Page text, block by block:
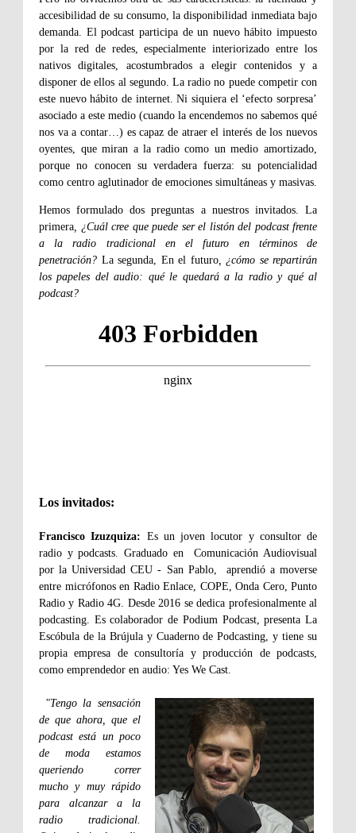
accesibilidad de su consumo, la disponibilidad inmediata bajo
demanda. El podcast participa de un nuevo hábito impuesto
por la red de redes, especialmente interiorizado entre los
nativos digitales, acostumbrados a elegir contenidos y a
disponer de ellos al segundo. La radio no puede competir con
este nuevo hábito de internet. Ni siquiera el ‘efecto sorpresa’
asociado a este medio (cuando la encendemos no sabemos qué
nos va a contar…) es capaz de atraer el interés de los nuevos
oyentes, que miran a la radio como un medio amortizado,
porque no conocen su verdadera fuerza: su potencialidad
como centro aglutinador de emociones simultáneas y masivas.
Hemos formulado dos preguntas a nuestros invitados. La
primera, ¿Cuál cree que puede ser el listón del podcast frente
a la radio tradicional en el futuro en términos de
penetración? La segunda, En el futuro, ¿cómo se repartirán
los papeles del audio: qué le quedará a la radio y qué al
podcast?
Los invitados:
Francisco Izuzquiza: Es un joven locutor y consultor de
radio y podcasts. Graduado en Comunicación Audiovisual
por la Universidad CEU - San Pablo, aprendió a moverse
entre micrófonos en Radio Enlace, COPE, Onda Cero, Punto
Radio y Radio 4G. Desde 2016 se dedica profesionalmente al
podcasting. Es colaborador de Podium Podcast, presenta La
Escóbula de la Brújula y Cuaderno de Podcasting, y tiene su
propia empresa de consultoría y producción de podcasts,
como emprendedor en audio: Yes We Cast.
"Tengo la sensación
de que ahora, que el
podcast está un poco
de moda estamos
queriendo correr
mucho y muy rápido
para alcanzar a la
radio tradicional.